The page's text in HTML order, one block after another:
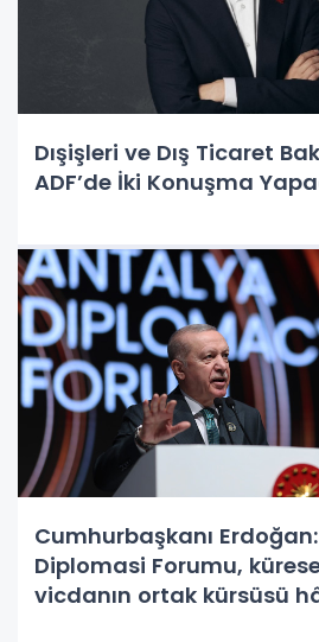
Dışişleri ve Dış Ticaret
ADF’de İki Konuşma
Cumhurbaşkanı
Diplomasi Forumu,
vicdanın ortak kürsüsü